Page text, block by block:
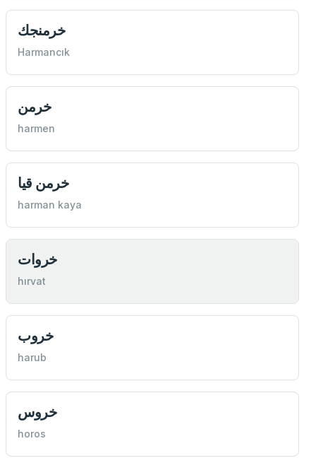
خرمنجك
Harmancık
خرمن
harmen
خرمن قيا
harman kaya
خروات
hırvat
خروب
harub
خروس
horos